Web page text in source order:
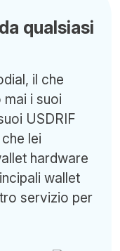
qualsiasi
il che
i suoi
USDRIF
lei
hardware
wallet
servizio per